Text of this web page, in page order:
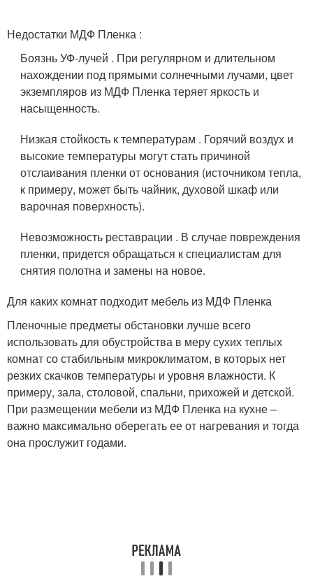
Недостатки МДФ Пленка :
Боязнь УФ-лучей . При регулярном и длительном
нахождении под прямыми солнечными лучами, цвет
экземпляров из МДФ Пленка теряет яркость и
насыщенность.
Низкая стойкость к температурам . Горячий воздух и
высокие температуры могут стать причиной
отслаивания пленки от основания (источником тепла,
к примеру, может быть чайник, духовой шкаф или
варочная поверхность).
Невозможность реставрации . В случае повреждения
пленки, придется обращаться к специалистам для
снятия полотна и замены на новое.
Для каких комнат подходит мебель из МДФ Пленка
Пленочные предметы обстановки лучше всего
использовать для обустройства в меру сухих теплых
комнат со стабильным микроклиматом, в которых нет
резких скачков температуры и уровня влажности. К
примеру, зала, столовой, спальни, прихожей и детской.
При размещении мебели из МДФ Пленка на кухне –
важно максимально оберегать ее от нагревания и тогда
она прослужит годами.